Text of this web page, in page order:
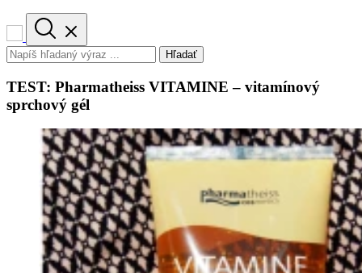
Hľadať
TEST: Pharmatheiss VITAMINE – vitamínový
sprchový gél